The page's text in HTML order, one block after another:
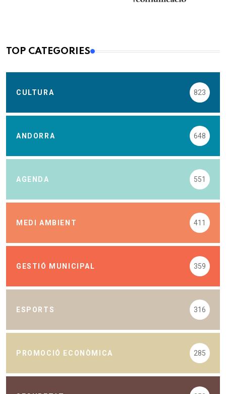
TOP CATEGORIES
CULTURA 823
ANDORRA 648
AGENDA 551
MEDI AMBIENT 411
GESTIÓ MUNICIPAL 359
ESPORTS 316
PROMOCIÓ ECONÒMICA 285